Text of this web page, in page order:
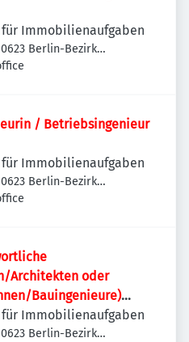
Immobilienaufgaben
Berlin-Bezirk
Deutschland
/ Betriebsingenieur
Immobilienaufgaben
Berlin-Bezirk
Deutschland
Architekten oder
Bauingenieure)
Immobilienaufgaben
Berlin-Bezirk